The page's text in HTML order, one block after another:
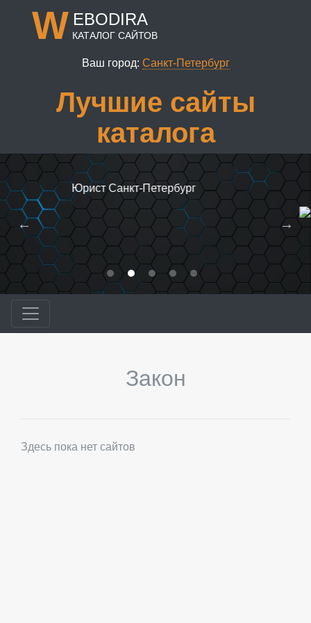
W EBODIRA
КАТАЛОГ САЙТОВ
Ваш город: Санкт-Петербург
Лучшие сайты
каталога
Бюро дизайна
Закон
Здесь пока нет сайтов